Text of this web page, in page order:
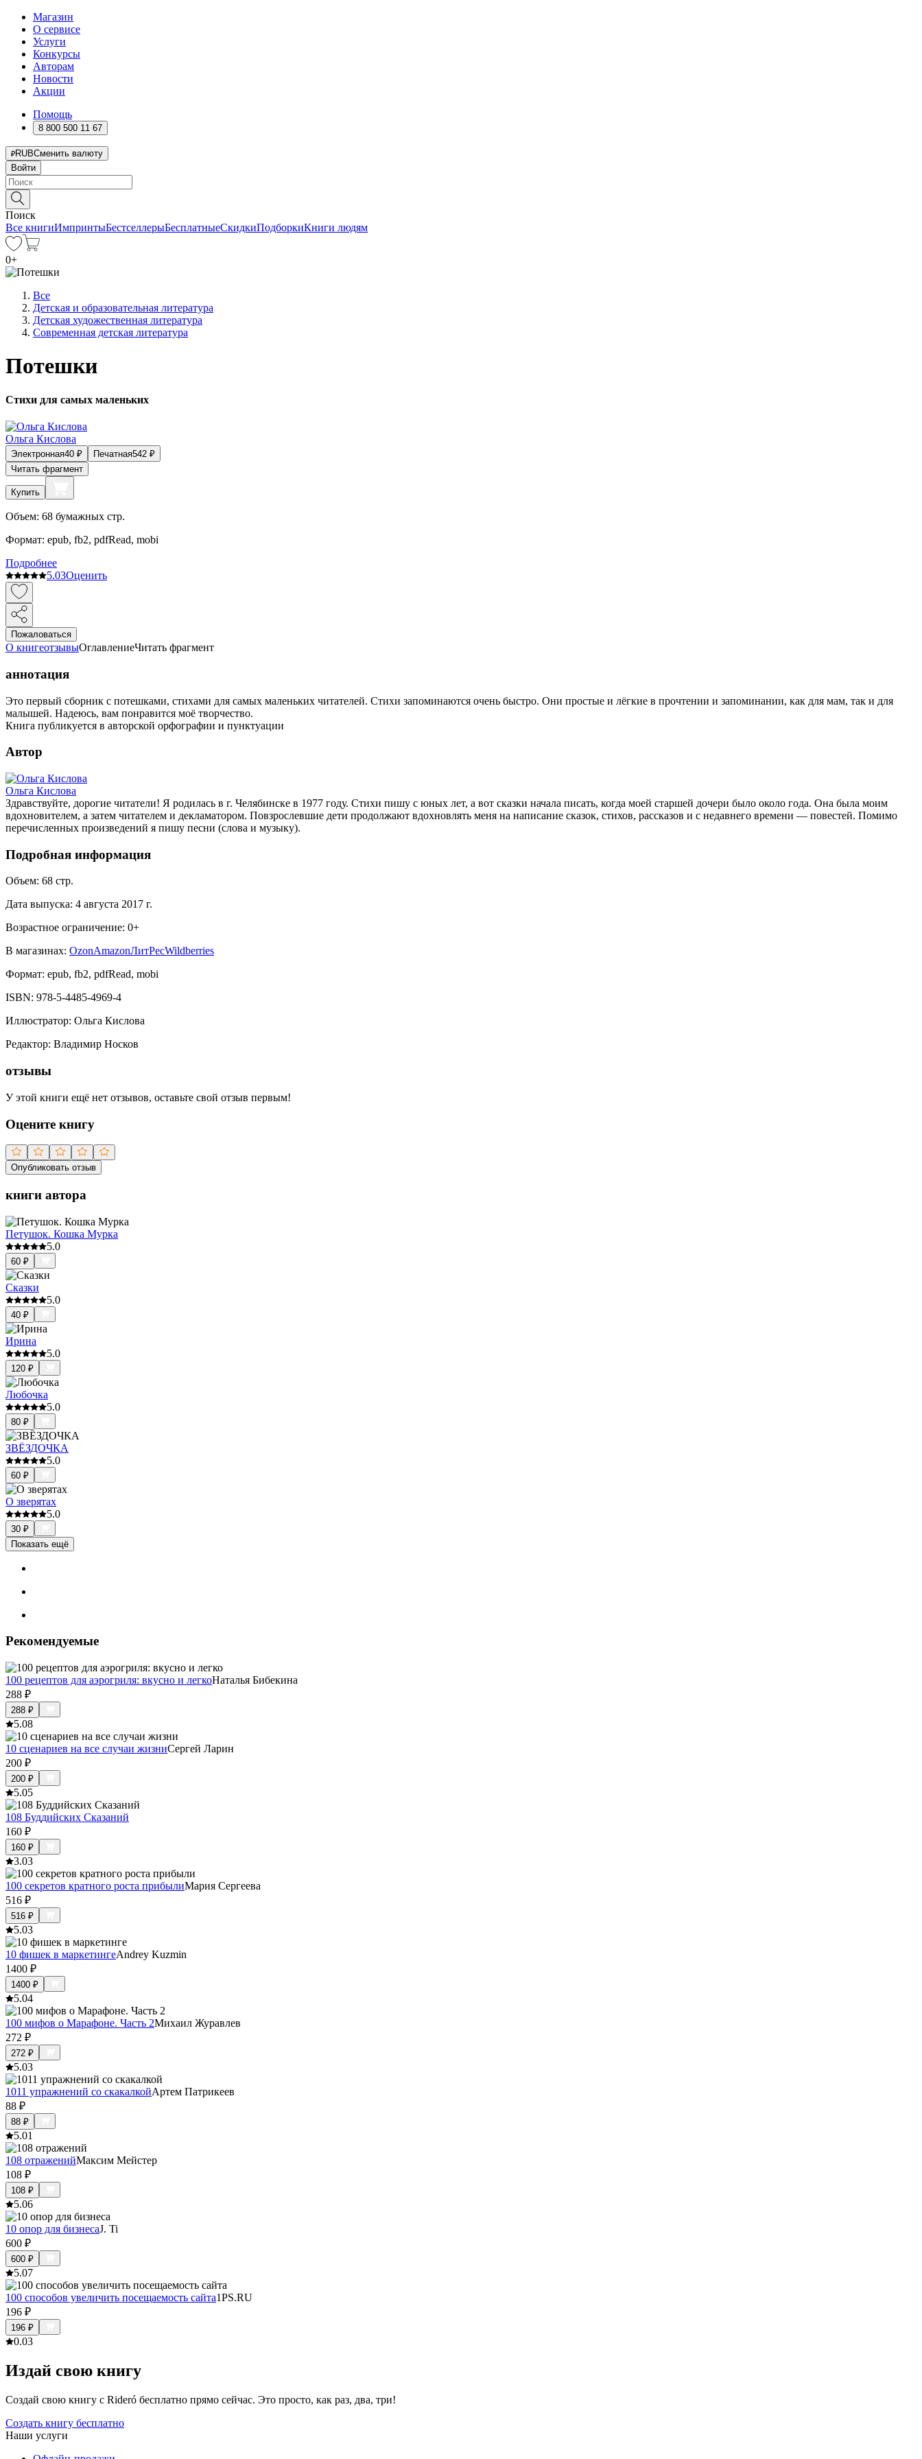
Магазин
О сервисе
Услуги
Конкурсы
Авторам
Новости
Акции
Помощь
8 800 500 11 67
RUBСменить валюту
Войти
Поиск
Все книгиИмпринтыБестселлерыБесплатныеСкидкиПодборкиКниги людям
0+
Все
Детская и образовательная литература
Детская художественная литература
Современная детская литература
Потешки
Стихи для самых маленьких
Ольга Кислова
Электронная40 ₽ Печатная542 ₽
Читать фрагмент
Купить
Объем: 68 бумажных стр.
Формат: epub, fb2, pdfRead, mobi
Подробнее
5.03Оценить
Пожаловаться
О книгеотзывыОглавлениеЧитать фрагмент
аннотация
Это первый сборник с потешками, стихами для самых маленьких читателей. Стихи запоминаются очень быстро. Они простые и лёгкие в прочтении и запоминании, как для мам, так и для
малышей. Надеюсь, вам понравится моё творчество.
Книга публикуется в авторской орфографии и пунктуации
Автор
Ольга Кислова
Здравствуйте, дорогие читатели! Я родилась в г. Челябин­ске в 1977 году. Стихи пишу с юных лет, а вот сказки начала писать, когда моей старшей дочери было около года. Она была моим
вдохновителем, а затем читателем и декламатором. Повзрослевшие дети продолжают вдохновлять меня на написание сказок, стихов, рассказов и с недавнего времени — повестей. Помимо
перечисленных произведений я пишу песни (слова и музыку).
Подробная информация
Объем: 68 стр.
Дата выпуска: 4 августа 2017 г.
Возрастное ограничение: 0+
В магазинах: OzonAmazonЛитРесWildberries
Формат: epub, fb2, pdfRead, mobi
ISBN: 978-5-4485-4969-4
Иллюстратор: Ольга Кислова
Редактор: Владимир Носков
отзывы
У этой книги ещё нет отзывов, оставьте свой отзыв первым!
Оцените книгу
Опубликовать отзыв
книги автора
Петушок. Кошка Мурка
5.0
60 ₽
Сказки
5.0
40 ₽
Ирина
5.0
120 ₽
Любочка
5.0
80 ₽
ЗВЁЗДОЧКА
5.0
60 ₽
О зверятах
5.0
30 ₽
Показать ещё
Рекомендуемые
100 рецептов для аэрогриля: вкусно и легкоНаталья Бибекина
288 ₽
288 ₽
5.08
10 сценариев на все случаи жизниСергей Ларин
200 ₽
200 ₽
5.05
108 Буддийских Сказаний
160 ₽
160 ₽
3.03
100 секретов кратного роста прибылиМария Сергеева
516 ₽
516 ₽
5.03
10 фишек в маркетингеAndrey Kuzmin
1400 ₽
1400 ₽
5.04
100 мифов о Марафоне. Часть 2Михаил Журавлев
272 ₽
272 ₽
5.03
1011 упражнений со скакалкойАртем Патрикеев
88 ₽
88 ₽
5.01
108 отраженийМаксим Мейстер
108 ₽
108 ₽
5.06
10 опор для бизнесаJ. Ti
600 ₽
600 ₽
5.07
100 способов увеличить посещаемость сайта1PS.RU
196 ₽
196 ₽
0.03
Издай свою книгу
Создай свою книгу с Rideró бесплатно прямо сейчас. Это просто, как раз, два, три!
Создать книгу бесплатно
Наши услуги